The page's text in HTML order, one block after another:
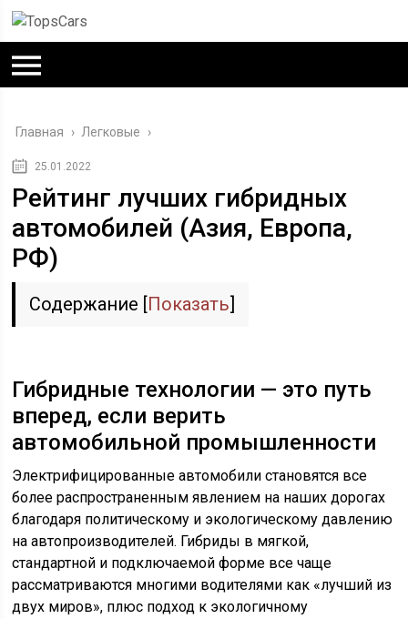
Главная › Легковые ›
25.01.2022
Рейтинг лучших гибридных
автомобилей (Азия, Европа,
РФ)
Содержание [Показать]
Гибридные технологии — это путь
вперед, если верить
автомобильной промышленности
Электрифицированные автомобили становятся все
более распространенным явлением на наших дорогах
благодаря политическому и экологическому давлению
на автопроизводителей. Гибриды в мягкой,
стандартной и подключаемой форме все чаще
рассматриваются многими водителями как «лучший из
двух миров», плюс подход к экологичному